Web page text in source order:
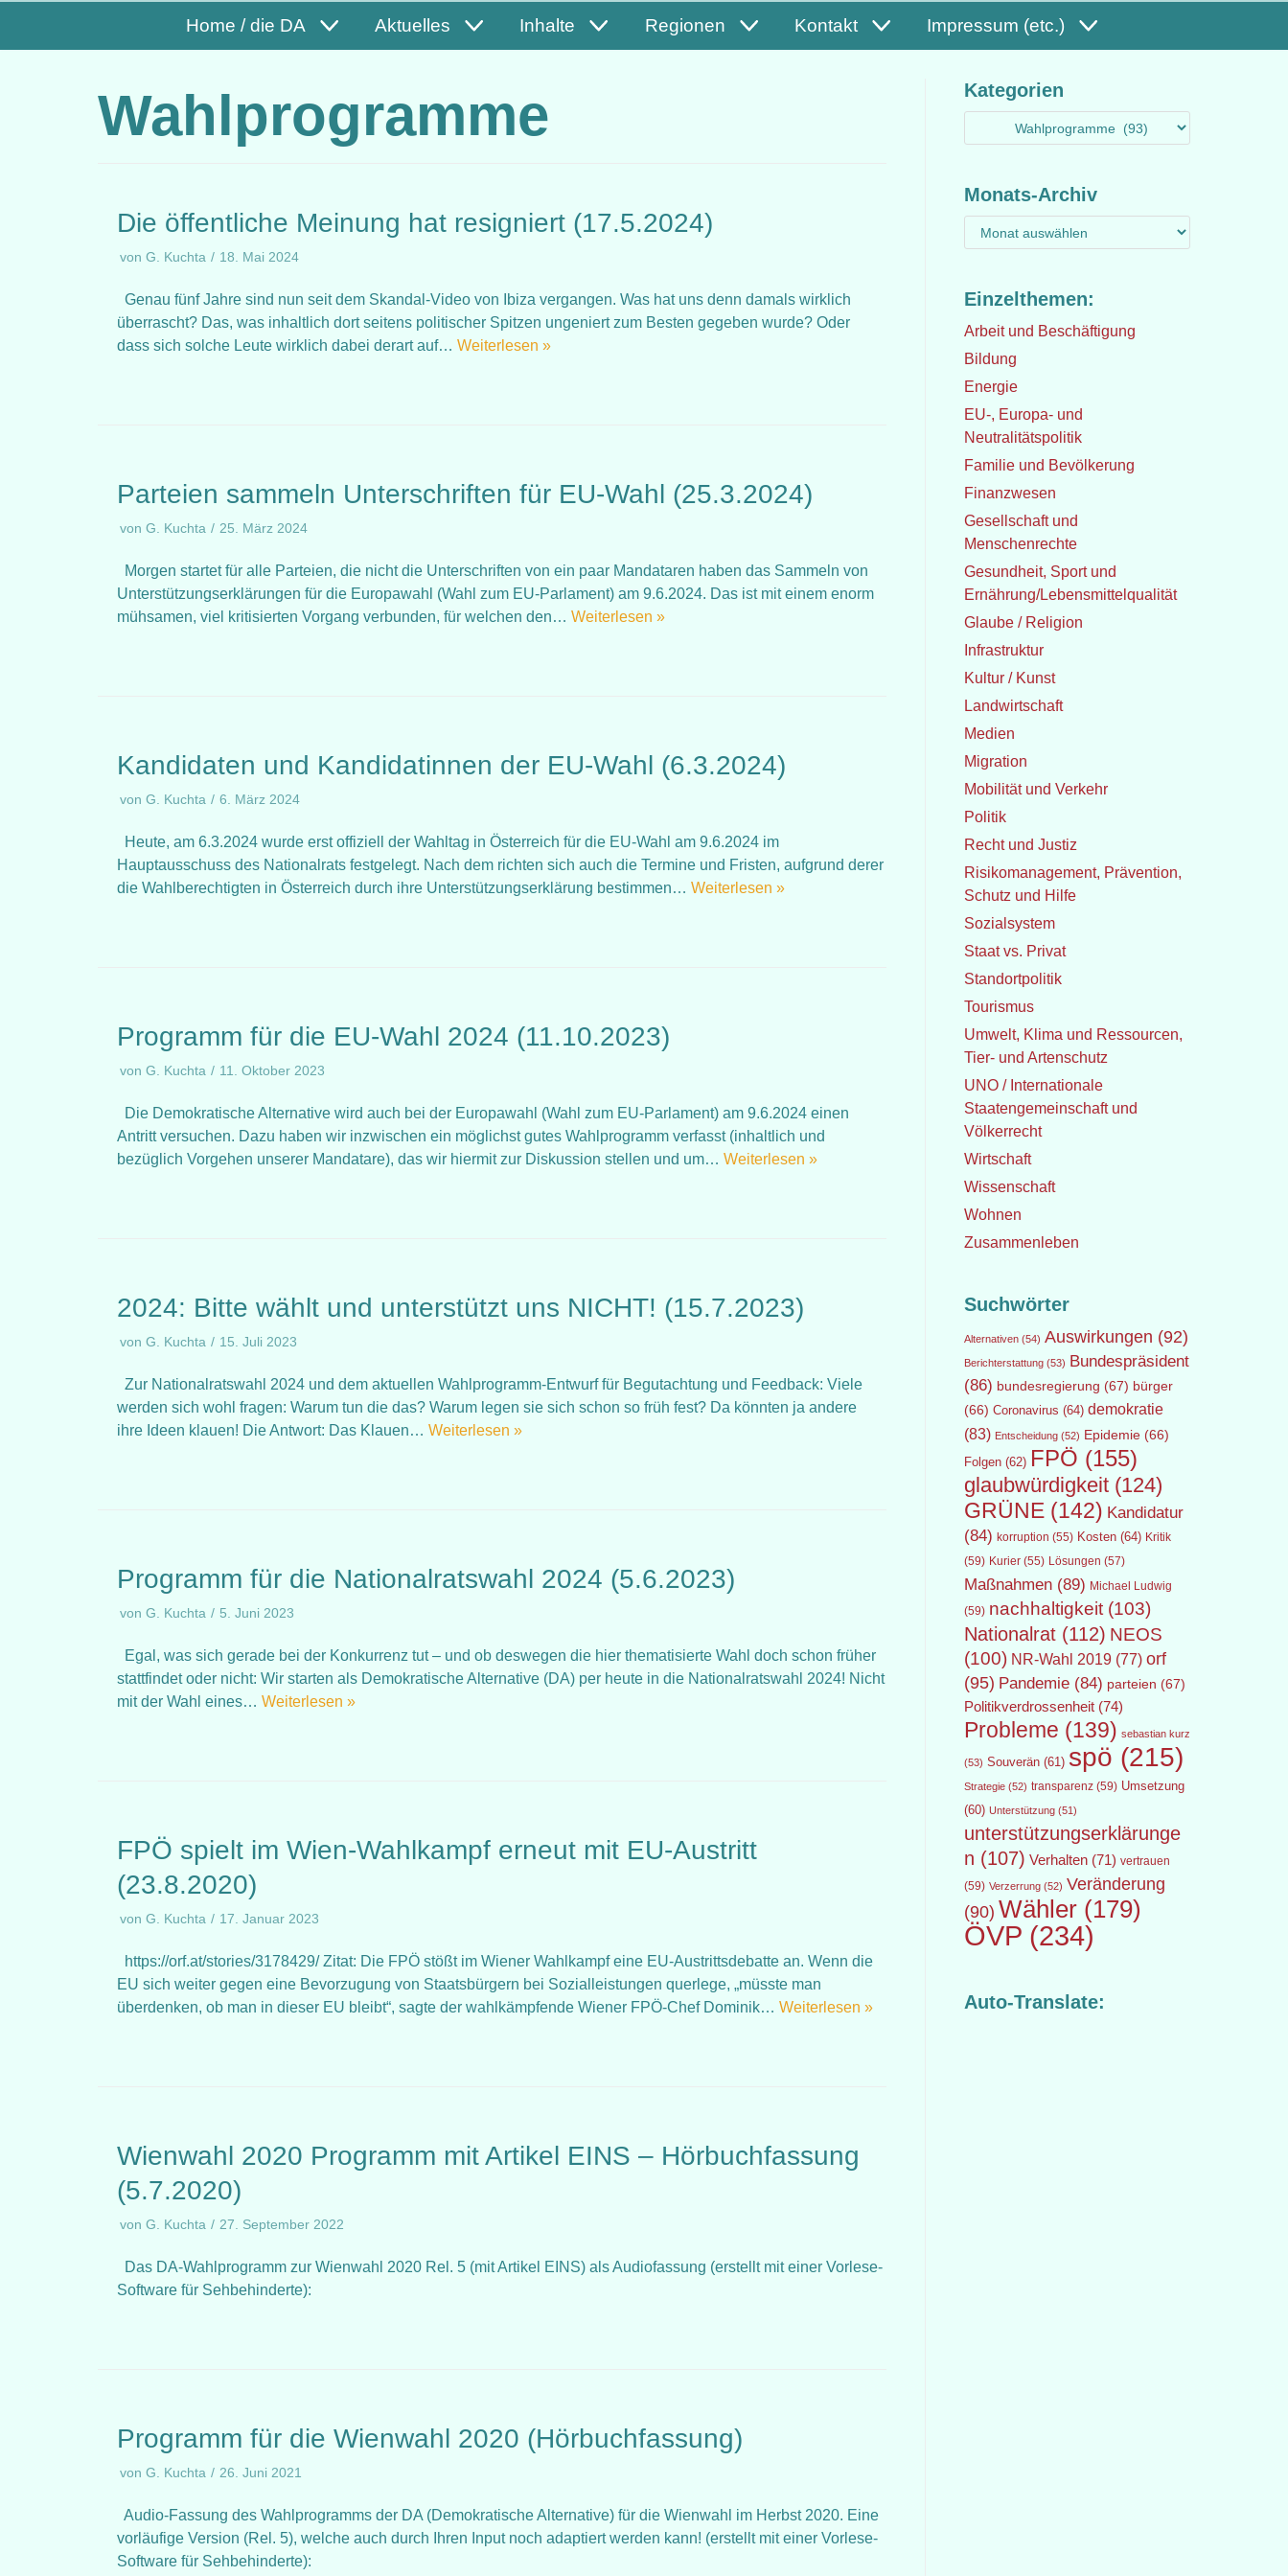
Home / die DA Aktuelles Inhalte Regionen Kontakt Impressum (etc.)
Wahlprogramme
Die öffentliche Meinung hat resigniert (17.5.2024)
von G. Kuchta 18. Mai 2024
Genau fünf Jahre sind nun seit dem Skandal-Video von Ibiza vergangen. Was hat uns denn damals wirklich
überrascht? Das, was inhaltlich dort seitens politischer Spitzen ungeniert zum Besten gegeben wurde? Oder
dass sich solche Leute wirklich dabei derart auf… Weiterlesen »
Parteien sammeln Unterschriften für EU-Wahl (25.3.2024)
von G. Kuchta 25. März 2024
Morgen startet für alle Parteien, die nicht die Unterschriften von ein paar Mandataren haben das Sammeln von
Unterstützungserklärungen für die Europawahl (Wahl zum EU-Parlament) am 9.6.2024. Das ist mit einem enorm
mühsamen, viel kritisierten Vorgang verbunden, für welchen den… Weiterlesen »
Kandidaten und Kandidatinnen der EU-Wahl (6.3.2024)
von G. Kuchta 6. März 2024
Heute, am 6.3.2024 wurde erst offiziell der Wahltag in Österreich für die EU-Wahl am 9.6.2024 im
Hauptausschuss des Nationalrats festgelegt. Nach dem richten sich auch die Termine und Fristen, aufgrund derer
die Wahlberechtigten in Österreich durch ihre Unterstützungserklärung bestimmen… Weiterlesen »
Programm für die EU-Wahl 2024 (11.10.2023)
von G. Kuchta 11. Oktober 2023
Die Demokratische Alternative wird auch bei der Europawahl (Wahl zum EU-Parlament) am 9.6.2024 einen
Antritt versuchen. Dazu haben wir inzwischen ein möglichst gutes Wahlprogramm verfasst (inhaltlich und
bezüglich Vorgehen unserer Mandatare), das wir hiermit zur Diskussion stellen und um… Weiterlesen »
2024: Bitte wählt und unterstützt uns NICHT! (15.7.2023)
von G. Kuchta 15. Juli 2023
Zur Nationalratswahl 2024 und dem aktuellen Wahlprogramm-Entwurf für Begutachtung und Feedback: Viele
werden sich wohl fragen: Warum tun die das? Warum legen sie sich schon so früh fest? Da könnten ja andere
ihre Ideen klauen! Die Antwort: Das Klauen… Weiterlesen »
Programm für die Nationalratswahl 2024 (5.6.2023)
von G. Kuchta 5. Juni 2023
Egal, was sich gerade bei der Konkurrenz tut – und ob deswegen die hier thematisierte Wahl doch schon früher
stattfindet oder nicht: Wir starten als Demokratische Alternative (DA) per heute in die Nationalratswahl 2024! Nicht
mit der Wahl eines… Weiterlesen »
FPÖ spielt im Wien-Wahlkampf erneut mit EU-Austritt
(23.8.2020)
von G. Kuchta 17. Januar 2023
https://orf.at/stories/3178429/ Zitat: Die FPÖ stößt im Wiener Wahlkampf eine EU-Austrittsdebatte an. Wenn die
EU sich weiter gegen eine Bevorzugung von Staatsbürgern bei Sozialleistungen querlege, „müsste man
überdenken, ob man in dieser EU bleibt“, sagte der wahlkämpfende Wiener FPÖ-Chef Dominik… Weiterlesen »
Wienwahl 2020 Programm mit Artikel EINS – Hörbuchfassung
(5.7.2020)
von G. Kuchta 27. September 2022
Das DA-Wahlprogramm zur Wienwahl 2020 Rel. 5 (mit Artikel EINS) als Audiofassung (erstellt mit einer Vorlese-
Software für Sehbehinderte):
Programm für die Wienwahl 2020 (Hörbuchfassung)
von G. Kuchta 26. Juni 2021
Audio-Fassung des Wahlprogramms der DA (Demokratische Alternative) für die Wienwahl im Herbst 2020. Eine
vorläufige Version (Rel. 5), welche auch durch Ihren Input noch adaptiert werden kann! (erstellt mit einer Vorlese-
Software für Sehbehinderte):
Kategorien
Monats-Archiv
Einzelthemen:
Arbeit und Beschäftigung
Bildung
Energie
EU-, Europa- und
Neutralitätspolitik
Familie und Bevölkerung
Finanzwesen
Gesellschaft und
Menschenrechte
Gesundheit, Sport und
Ernährung/Lebensmittelqualität
Glaube / Religion
Infrastruktur
Kultur / Kunst
Landwirtschaft
Medien
Migration
Mobilität und Verkehr
Politik
Recht und Justiz
Risikomanagement, Prävention,
Schutz und Hilfe
Sozialsystem
Staat vs. Privat
Standortpolitik
Tourismus
Umwelt, Klima und Ressourcen,
Tier- und Artenschutz
UNO / Internationale
Staatengemeinschaft und
Völkerrecht
Wirtschaft
Wissenschaft
Wohnen
Zusammenleben
Suchwörter
Alternativen(54) Auswirkungen (92)
Berichterstattung(53) Bundespräsident
(86) bundesregierung (67) bürger
(66) Coronavirus (64) demokratie
(83) Entscheidung(52) Epidemie(66)
Folgen(62) FPÖ (155)
glaubwürdigkeit(124)
GRÜNE(142) Kandidatur
(84) korruption (55) Kosten(64) Kritik
(59) Kurier(55) Lösungen (57)
Maßnahmen(89) Michael Ludwig
(59) nachhaltigkeit(103)
Nationalrat(112) NEOS
(100) NR-Wahl 2019(77) orf
(95) Pandemie(84) parteien (67)
Politikverdrossenheit(74)
Probleme (139) sebastian kurz
(53) Souverän(61) spö (215)
Strategie(52) transparenz(59) Umsetzung
(60) Unterstützung(51)
unterstützungserklärunge
n (107) Verhalten(71) vertrauen
(59) Verzerrung(52) Veränderung
(90) Wähler(179)
ÖVP(234)
Auto-Translate: